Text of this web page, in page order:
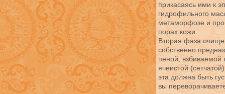
прикасаясь ими к
гидрофильного
метаморфозе и
порах кожи.
Вторая фаза
собственно
пеной, взбиваемой
ячеистой
эта должна быть
вы